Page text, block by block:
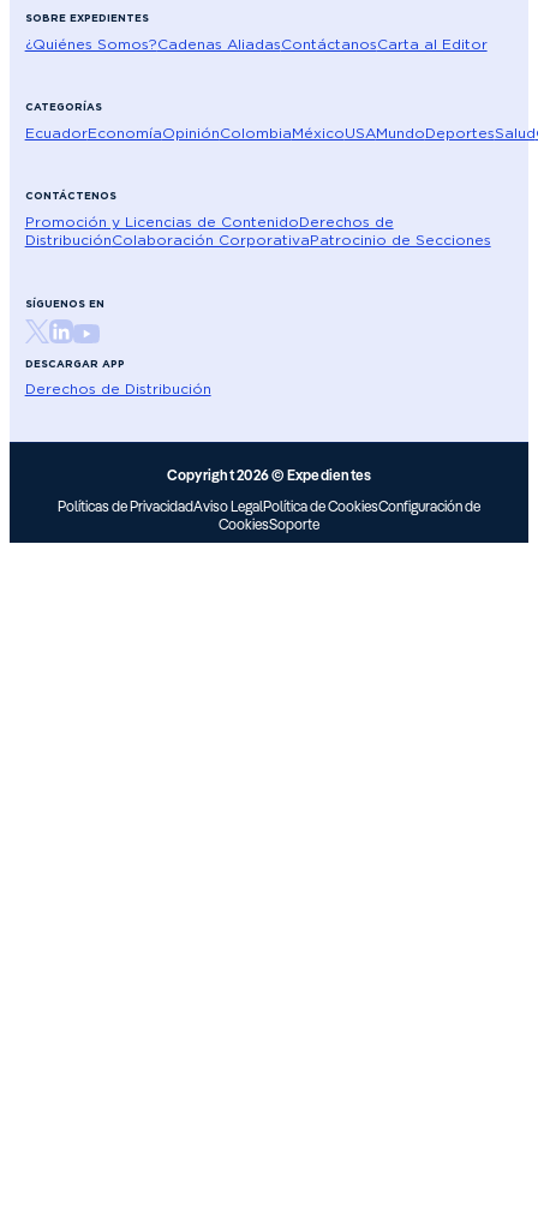
SOBRE EXPEDIENTES
¿Quiénes Somos?Cadenas AliadasContáctanosCarta al Editor
CATEGORÍAS
EcuadorEconomíaOpiniónColombiaMéxicoUSAMundoDeportesSalud
CONTÁCTENOS
Promoción y Licencias de ContenidoDerechos de
DistribuciónColaboración CorporativaPatrocinio de Secciones
SÍGUENOS EN
DESCARGAR APP
Derechos de Distribución
Copyright 2026 © Expedientes
Políticas de PrivacidadAviso LegalPolítica de CookiesConfiguración de
CookiesSoporte